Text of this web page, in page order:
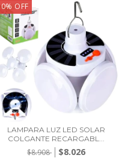
% OFF
LAMPARA LUZ LED SOLAR
COLGANTE RECARGABL...
$8.908 $8.026